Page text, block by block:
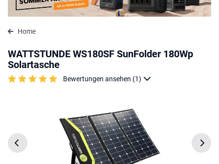
Home
WATTSTUNDE WS180SF SunFolder 180Wp
Solartasche
Bewertungen ansehen (1)